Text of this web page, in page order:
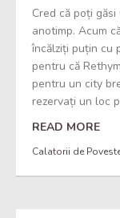
Cred că poți
anotimp. Acum
încălziți puțin cu
pentru că
pentru un city
rezervați un loc
READ MORE
Calatorii de